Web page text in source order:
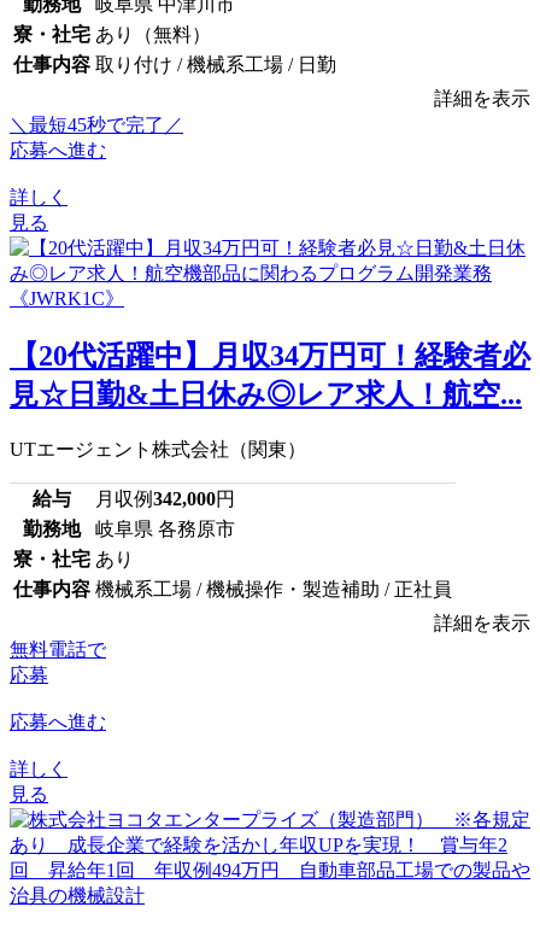
勤務地
岐阜県 中津川市
寮・社宅 あり（無料）
仕事内容 取り付け / 機械系工場 / 日勤
詳細を表示
＼最短45秒で完了／
応募へ進む
詳しく
見る
【20代活躍中】月収34万円可！経験者必
見☆日勤&土日休み◎レア求人！航空...
UTエージェント株式会社（関東）
給与 月収例342,000円
勤務地
岐阜県 各務原市
寮・社宅 あり
仕事内容 機械系工場 / 機械操作・製造補助 / 正社員
詳細を表示
無料電話で
応募
応募へ進む
詳しく
見る